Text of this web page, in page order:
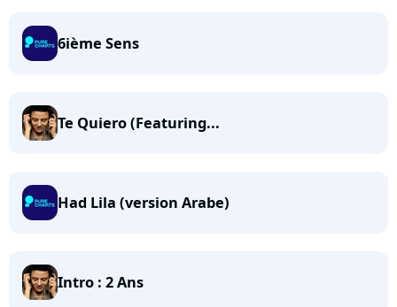
6ième Sens
Te Quiero (Featuring...
Had Lila (version Arabe)
Intro : 2 Ans